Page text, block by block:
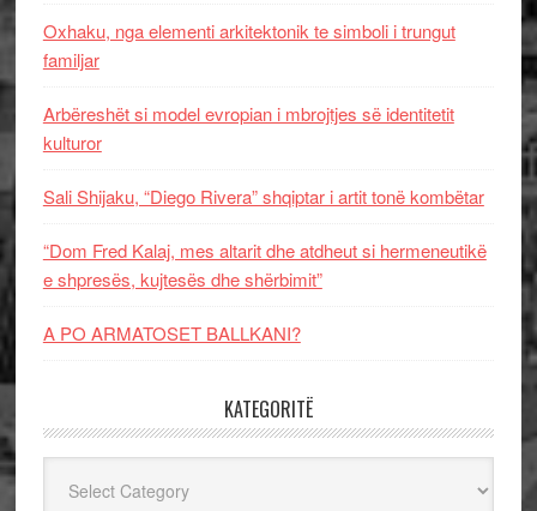
Oxhaku, nga elementi arkitektonik te simboli i trungut
familjar
Arbëreshët si model evropian i mbrojtjes së identitetit
kulturor
Sali Shijaku, “Diego Rivera” shqiptar i artit tonë kombëtar
“Dom Fred Kalaj, mes altarit dhe atdheut si hermeneutikë
e shpresës, kujtesës dhe shërbimit”
A PO ARMATOSET BALLKANI?
KATEGORITË